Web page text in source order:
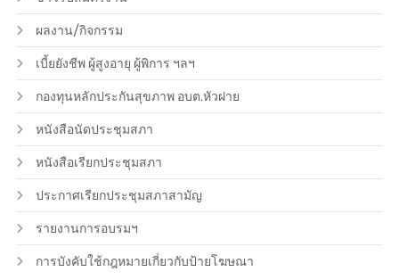
ผลงาน/กิจกรรม
เบี้ยยังชีพ ผู้สูงอายุ ผู้พิการ ฯลฯ
กองทุนหลักประกันสุขภาพ อบต.หัวฝาย
หนังสือนัดประชุมสภา
หนังสือเรียกประชุมสภา
ประกาศเรียกประชุมสภาสามัญ
รายงานการอบรมฯ
การบังคับใช้กฎหมายเกี่ยวกับป้ายโฆษณา